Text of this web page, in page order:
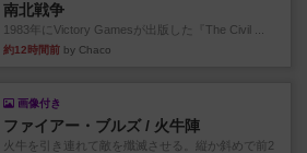
南北戦争
1983年にVictory Gamesが出版した『The Civil ...
約12時間前 by Chaco
画像付き
ファイアー・ブルズ / 火牛陣
火牛を引き連れて敵を殲滅させる。縦か斜めで前2